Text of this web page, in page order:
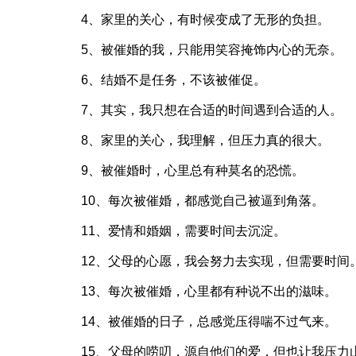
4、家里的关心，有时候变成了无形的负担。
5、被催婚的我，只能用笑容掩饰内心的无奈。
6、结婚不是任务，不该被催促。
7、其实，我只想在合适的时间遇到合适的人。
8、家里的关心，我理解，但压力真的很大。
9、被催婚时，心里总有种莫名的恐慌。
10、每次被催婚，都感觉自己被逼到角落。
11、爱情和婚姻，需要时间去沉淀。
12、父母的心愿，我会努力去实现，但需要时间。
13、每次被催婚，心里都有种说不出的滋味。
14、被催婚的日子，总感觉压得喘不过气来。
15、父母的唠叨，源自他们的爱，但也让我压力